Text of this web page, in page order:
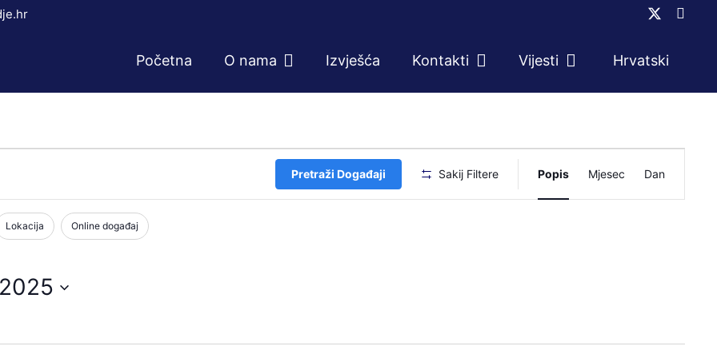
Početna O nama Izvješća Kontakti Vijesti Hrvatski
Pretraži Događaji Sakij Filtere
Događaj
Popis Mjesec Dan
Lokacija Online događaj